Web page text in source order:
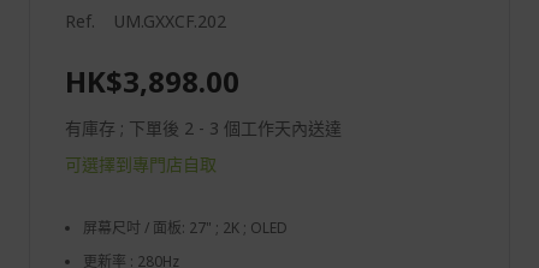
Ref. UM.GXXCF.202
HK$3,898.00
有庫存 ; 下單後 2 - 3 個工作天內送達
可選擇到專門店自取
屏幕尺吋 / 面板: 27" ; 2K ; OLED
更新率 : 280Hz